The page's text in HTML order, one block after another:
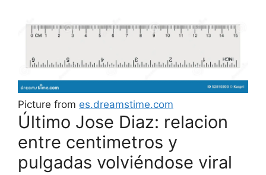
Picture from es.dreamstime.com
Último Jose Diaz: relacion
entre centimetros y
pulgadas volviéndose viral